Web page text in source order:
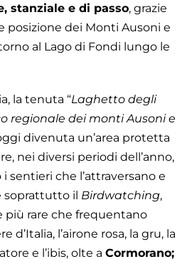
stanziale e di passo, grazie
posizione dei Monti Ausoni e
al Lago di Fondi lungo le
la tenuta “Laghetto degli
regionale dei monti Ausoni e
divenuta un’area protetta
nei diversi periodi dell’anno,
sentieri che l’attraversano e
soprattutto il Birdwatching,
più rare che frequentano
d’Italia, l’airone rosa, la gru, la
e l’ibis, olte a Cormorano;